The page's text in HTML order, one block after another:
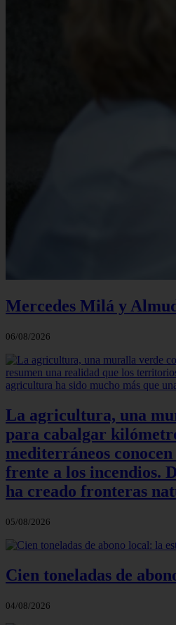
Mercedes Milá y
06/08/2026
La agricultura, una
para cabalgar
mediterráneos
frente a los incendios.
ha creado fronteras
05/08/2026
Cien toneladas de
04/08/2026